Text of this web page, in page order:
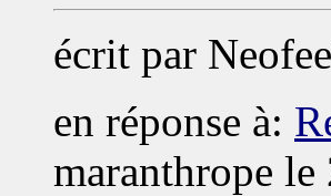
écrit par
en réponse à:
maranthrope